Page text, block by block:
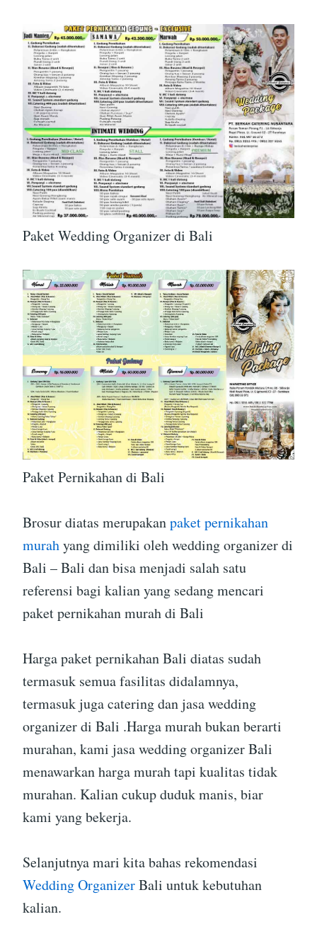
Paket Wedding Organizer di Bali
Paket Pernikahan di Bali
Brosur diatas merupakanpaket pernikahan
murahyang dimiliki oleh wedding organizer di
Bali – Bali dan bisa menjadi salah satu
referensi bagi kalian yang sedang mencari
paket pernikahan murah di Bali
Harga paket pernikahan Bali diatas sudah
termasuk semua fasilitas didalamnya,
termasuk juga catering dan jasa wedding
organizer di Bali .Harga murah bukan berarti
murahan, kami jasa wedding organizer Bali
menawarkan harga murah tapi kualitas tidak
murahan. Kalian cukup duduk manis, biar
kami yang bekerja.
Selanjutnya mari kita bahas rekomendasi
Wedding OrganizerBali untuk kebutuhan
kalian.